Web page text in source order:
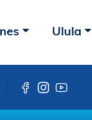
Ulula